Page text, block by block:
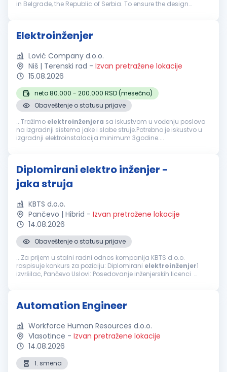
in Belgrade, the Republic of Serbia. To ensure the design
Elektroinženjer
Lović Company d.o.o.
Niš | Terenski rad - Izvan pretražene lokacije
15.08.2026
neto 80.000 - 200.000 RSD (mesečno)
Obaveštenje o statusu prijave
...Tražimo elektroinženjera sa iskustvom u vođenju poslova
na izgradnji sistema jake i slabe struje.Potrebno je iskustvo u
izgradnji elektroinstalacija minimum 3godine....
Diplomirani elektro inženjer -
jaka struja
KBTS d.o.o.
Pančevo | Hibrid - Izvan pretražene lokacije
14.08.2026
Obaveštenje o statusu prijave
...Za prijem u stalni radni odnos kompanija KBTS d.o.o.
raspisuje konkurs za poziciju: Diplomirani elektroinženjer1
izvršilac, Pančevo Uslovi: Posedovanje inženjerskih licenci
Automation Engineer
Workforce Human Resources d.o.o.
Vlasotince - Izvan pretražene lokacije
14.08.2026
1. smena